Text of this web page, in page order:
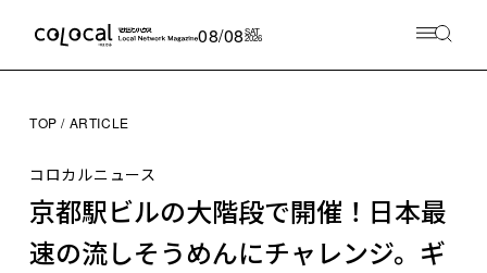
08/08SAT
2026
TOP ARTICLE
コロカルニュース
京都駅ビルの大階段で開催！日本最
速の流しそうめんにチャレンジ。ギ